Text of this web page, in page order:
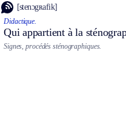
[stenɔgʀafik]
Didactique.
Qui appartient à la
Signes, procédés sténographiques.